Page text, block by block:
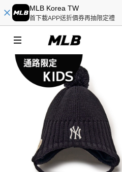
MLB Korea TW
首下載APP送折價券再抽限定禮